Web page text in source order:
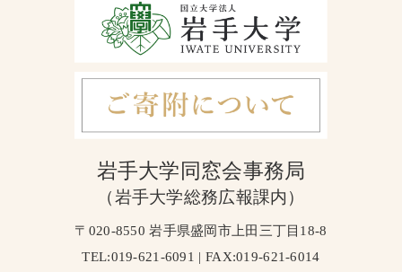
岩手大学同窓会事務局
（岩手大学総務広報課内）
〒020-8550 岩手県盛岡市上田三丁目18-8
TEL:019-621-6091 | FAX:019-621-6014